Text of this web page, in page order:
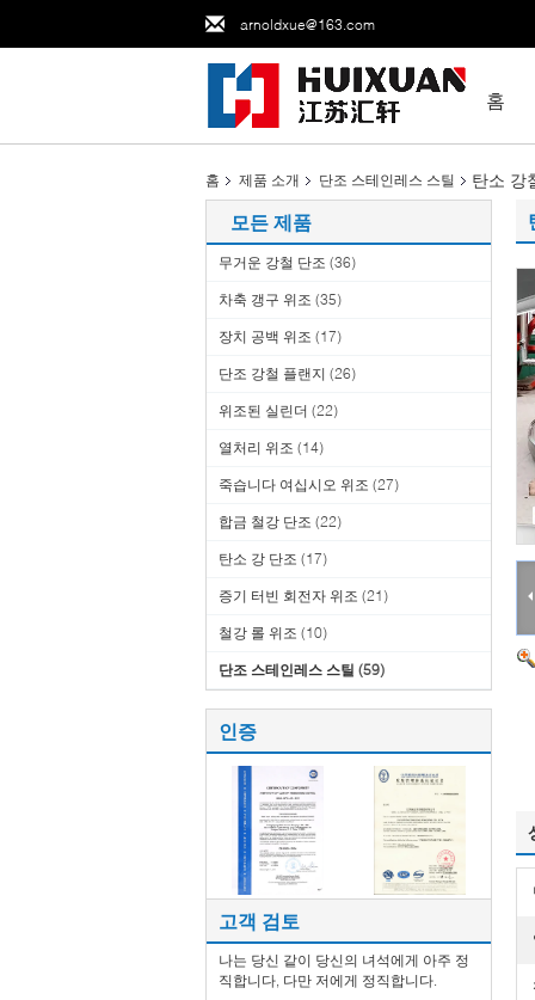
arnoldxue@163.com
홈
홈 제품 소개 단조 스테인레스 스틸 탄소 강
모든 제품
무거운 강철 단조 (36)
차축 갱구 위조 (35)
장치 공백 위조 (17)
단조 강철 플랜지 (26)
위조된 실린더 (22)
열처리 위조 (14)
죽습니다 여십시오 위조 (27)
합금 철강 단조 (22)
탄소 강 단조 (17)
증기 터빈 회전자 위조 (21)
철강 롤 위조 (10)
단조 스테인레스 스틸 (59)
인증
고객 검토
나는 당신 같이 당신의 녀석에게 아주 정
직합니다, 다만 저에게 정직합니다.